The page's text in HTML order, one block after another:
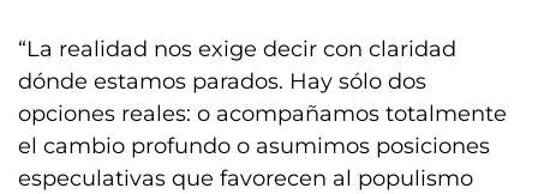
“La realidad nos exige decir con claridad
dónde estamos parados. Hay sólo dos
opciones reales: o acompañamos totalmente
el cambio profundo o asumimos posiciones
especulativas que favorecen al populismo